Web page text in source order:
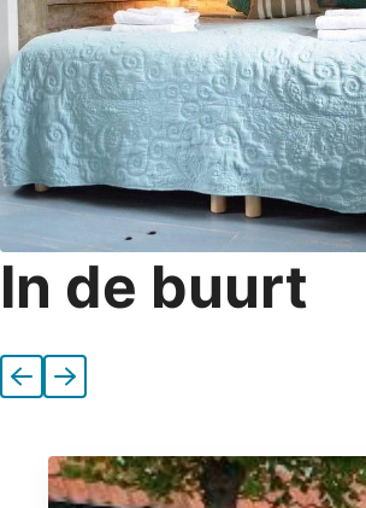
In de buurt
VorigeVolgende